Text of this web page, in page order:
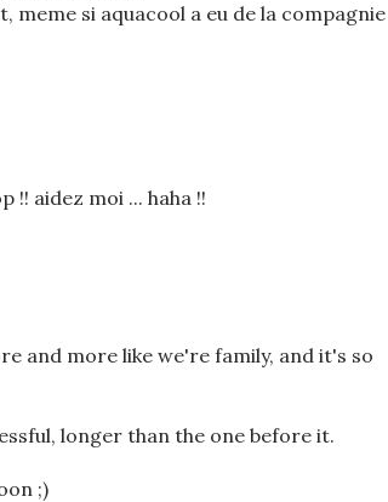
meme si aquacool a eu de la compagnie
!! aidez moi ... haha !!
and more like we're family, and it's so
longer than the one before it.
;)